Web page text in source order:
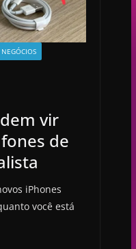
NEGÓCIOS
vir
de
iPhones
você está